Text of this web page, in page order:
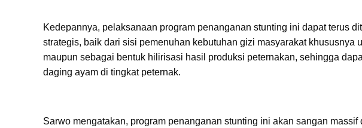
Kedepannya, pelaksanaan program penanganan stunting ini dapat terus
strategis, baik dari sisi pemenuhan kebutuhan gizi masyarakat khususnya
maupun sebagai bentuk hilirisasi hasil produksi peternakan, sehingga
daging ayam di tingkat peternak.
Sarwo mengatakan, program penanganan stunting ini akan sangan